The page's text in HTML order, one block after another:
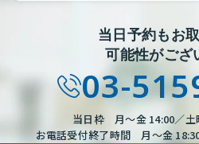
当日予約もお
可能性がござ
03-
当日枠 月～金 14:00／土
お電話受付終了時間 月～金